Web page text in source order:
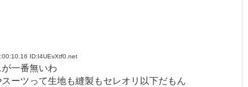
ID:I4UEvXtf0.net
一番無いわ
ーツって生地も縫製もセレオリ以下だもん